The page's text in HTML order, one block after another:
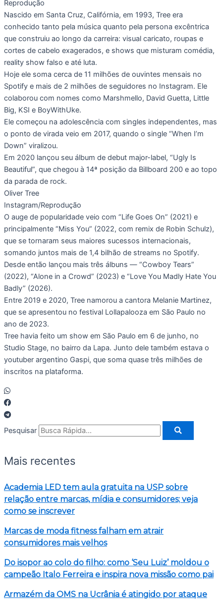
Reprodução
Nascido em Santa Cruz, Califórnia, em 1993, Tree era
conhecido tanto pela música quanto pela persona excêntrica
que construiu ao longo da carreira: visual caricato, roupas e
cortes de cabelo exagerados, e shows que misturam comédia,
reality show falso e até luta.
Hoje ele soma cerca de 11 milhões de ouvintes mensais no
Spotify e mais de 2 milhões de seguidores no Instagram. Ele
colaborou com nomes como Marshmello, David Guetta, Little
Big, KSI e BoyWithUke.
Ele começou na adolescência com singles independentes, mas
o ponto de virada veio em 2017, quando o single “When I’m
Down” viralizou.
Em 2020 lançou seu álbum de debut major-label, “Ugly Is
Beautiful”, que chegou à 14ª posição da Billboard 200 e ao topo
da parada de rock.
Oliver Tree
Instagram/Reprodução
O auge de popularidade veio com “Life Goes On” (2021) e
principalmente “Miss You” (2022, com remix de Robin Schulz),
que se tornaram seus maiores sucessos internacionais,
somando juntos mais de 1,4 bilhão de streams no Spotify.
Desde então lançou mais três álbuns — “Cowboy Tears”
(2022), “Alone in a Crowd” (2023) e “Love You Madly Hate You
Badly” (2026).
Entre 2019 e 2020, Tree namorou a cantora Melanie Martinez,
que se apresentou no festival Lollapalooza em São Paulo no
ano de 2023.
Tree havia feito um show em São Paulo em 6 de junho, no
Studio Stage, no bairro da Lapa. Junto dele também estava o
youtuber argentino Gaspi, que soma quase três milhões de
inscritos na plataforma.
Pesquisar
Mais recentes
Academia LED tem aula gratuita na USP sobre
relação entre marcas, mídia e consumidores; veja
como se inscrever
Marcas de moda fitness falham em atrair
consumidores mais velhos
Do isopor ao colo do filho: como ‘Seu Luiz’ moldou o
campeão Italo Ferreira e inspira nova missão como pai
Armazém da OMS na Ucrânia é atingido por ataque